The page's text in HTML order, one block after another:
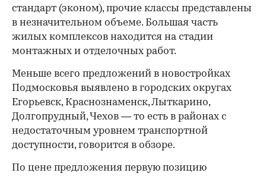
стандарт (эконом), прочие классы представлены
в незначительном объеме. Большая часть
жилых комплексов находится на стадии
монтажных и отделочных работ.
Меньше всего предложений в новостройках
Подмосковья выявлено в городских округах
Егорьевск, Краснознаменск, Лыткарино,
Долгопрудный, Чехов — то есть в районах с
недостаточным уровнем транспортной
доступности, говорится в обзоре.
По цене предложения первую позицию